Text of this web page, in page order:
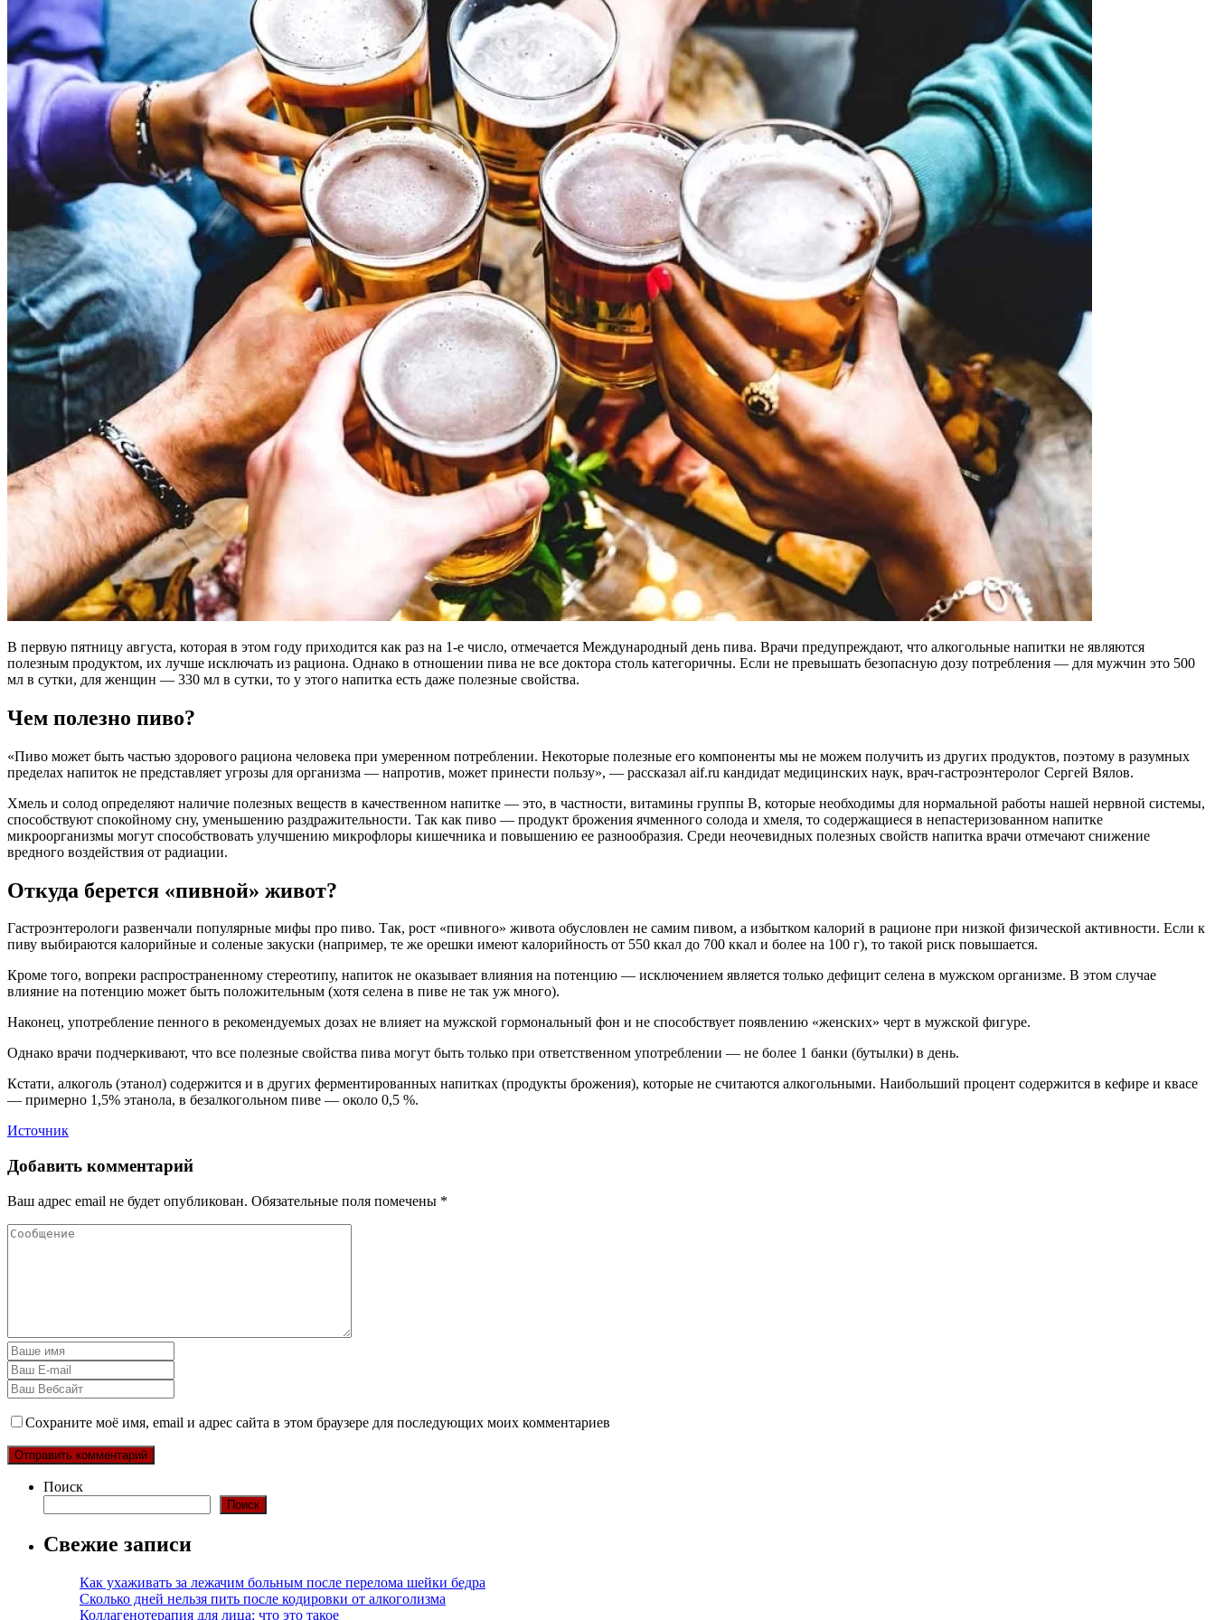
В первую пятницу августа, которая в этом году приходится как раз на 1-е число, отмечается Международный день пива. Врачи предупреждают, что алкогольные напитки не являются
полезным продуктом, их лучше исключать из рациона. Однако в отношении пива не все доктора столь категоричны. Если не превышать безопасную дозу потребления — для мужчин это 500
мл в сутки, для женщин — 330 мл в сутки, то у этого напитка есть даже полезные свойства.
Чем полезно пиво?
«Пиво может быть частью здорового рациона человека при умеренном потреблении. Некоторые полезные его компоненты мы не можем получить из других продуктов, поэтому в разумных
пределах напиток не представляет угрозы для организма — напротив, может принести пользу», — рассказал aif.ru кандидат медицинских наук, врач-гастроэнтеролог Сергей Вялов.
Хмель и солод определяют наличие полезных веществ в качественном напитке — это, в частности, витамины группы В, которые необходимы для нормальной работы нашей нервной системы,
способствуют спокойному сну, уменьшению раздражительности. Так как пиво — продукт брожения ячменного солода и хмеля, то содержащиеся в непастеризованном напитке
микроорганизмы могут способствовать улучшению микрофлоры кишечника и повышению ее разнообразия. Среди неочевидных полезных свойств напитка врачи отмечают снижение
вредного воздействия от радиации.
Откуда берется «пивной» живот?
Гастроэнтерологи развенчали популярные мифы про пиво. Так, рост «пивного» живота обусловлен не самим пивом, а избытком калорий в рационе при низкой физической активности. Если к
пиву выбираются калорийные и соленые закуски (например, те же орешки имеют калорийность от 550 ккал до 700 ккал и более на 100 г), то такой риск повышается.
Кроме того, вопреки распространенному стереотипу, напиток не оказывает влияния на потенцию — исключением является только дефицит селена в мужском организме. В этом случае
влияние на потенцию может быть положительным (хотя селена в пиве не так уж много).
Наконец, употребление пенного в рекомендуемых дозах не влияет на мужской гормональный фон и не способствует появлению «женских» черт в мужской фигуре.
Однако врачи подчеркивают, что все полезные свойства пива могут быть только при ответственном употреблении — не более 1 банки (бутылки) в день.
Кстати, алкоголь (этанол) содержится и в других ферментированных напитках (продукты брожения), которые не считаются алкогольными. Наибольший процент содержится в кефире и квасе
— примерно 1,5% этанола, в безалкогольном пиве — около 0,5 %.
Источник
Добавить комментарий
Ваш адрес email не будет опубликован. Обязательные поля помечены *
Сохраните моё имя, email и адрес сайта в этом браузере для последующих моих комментариев
Поиск
Поиск
Свежие записи
Как ухаживать за лежачим больным после перелома шейки бедра
Сколько дней нельзя пить после кодировки от алкоголизма
Коллагенотерапия для лица: что это такое